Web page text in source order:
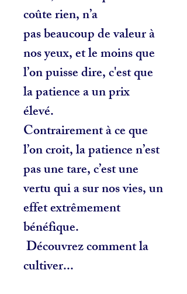
coûte rien, n’a
pas beaucoup de valeur à
nos yeux, et le moins que
l’on puisse dire, c'est que
la patience a un prix
élevé.
Contrairement à ce que
l’on croit, la patience n’est
pas une tare, c’est une
vertu qui a sur nos vies, un
effet extrêmement
bénéfique.
Découvrez comment la
cultiver...